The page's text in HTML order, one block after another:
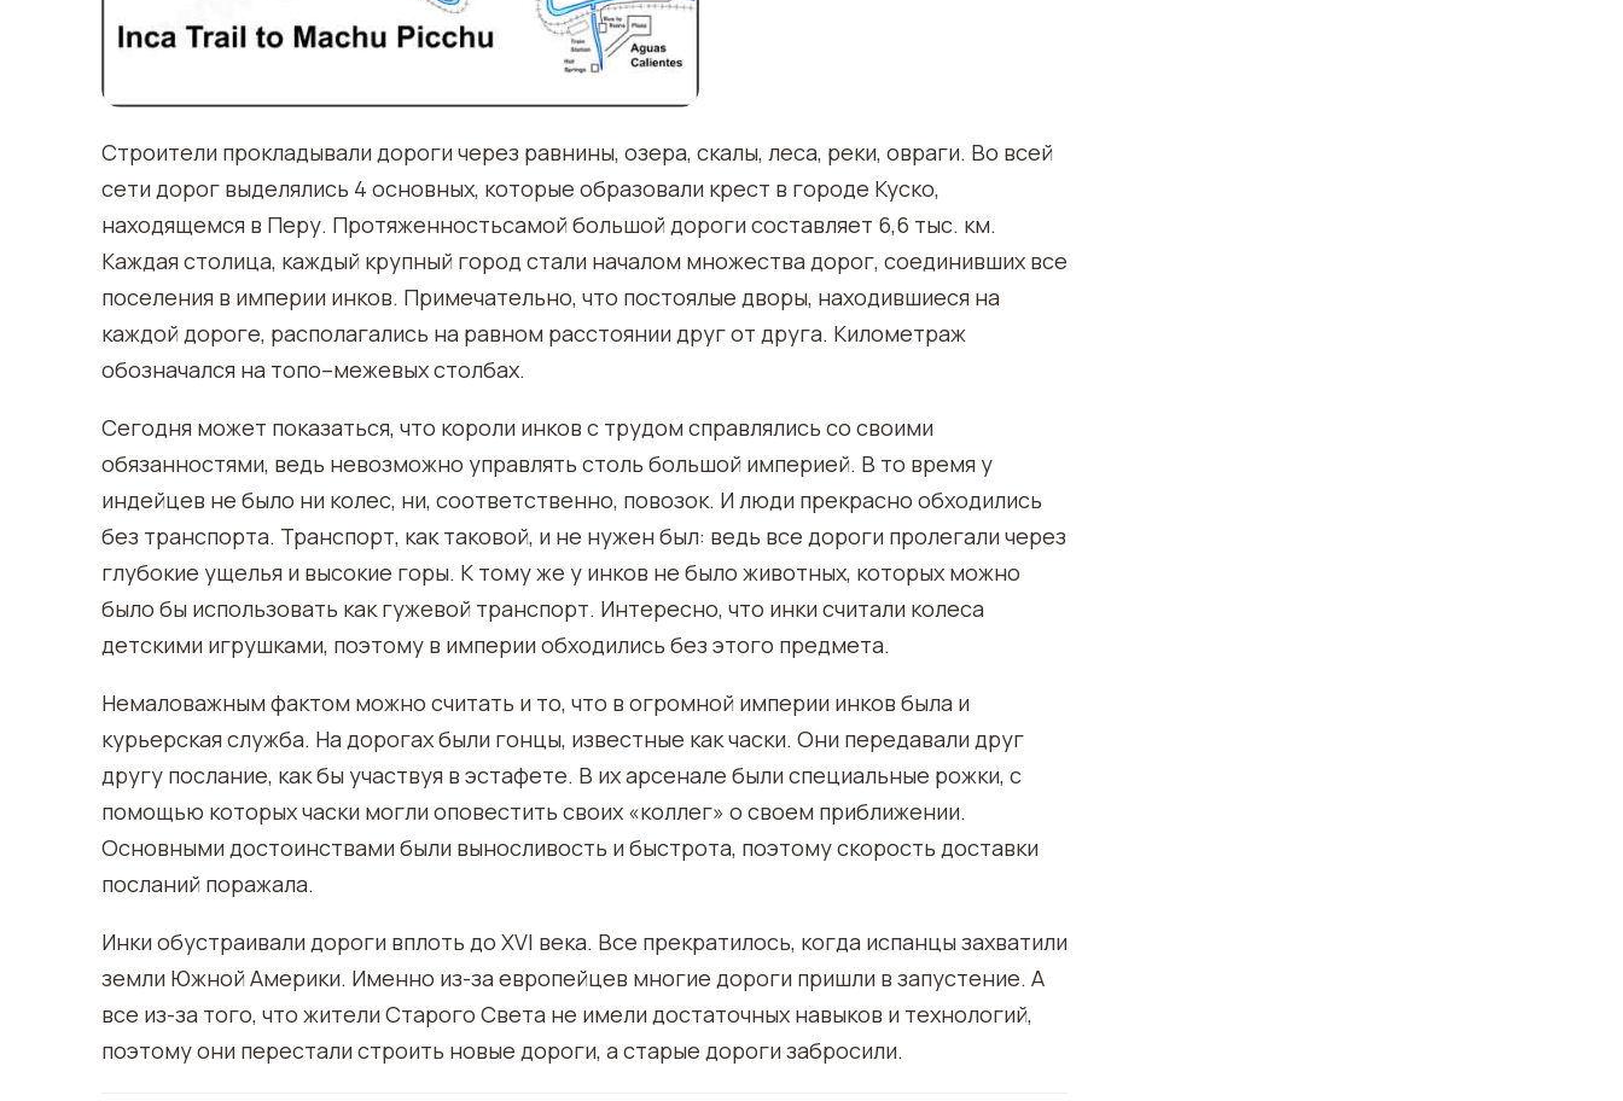
Строители прокладывали дороги через равнины, озера, скалы, леса, реки, овраги. Во всей
сети дорог выделялись 4 основных, которые образовали крест в городе Куско,
находящемся в Перу. Протяженностьсамой большой дороги составляет 6,6 тыс. км.
Каждая столица, каждый крупный город стали началом множества дорог, соединивших все
поселения в империи инков. Примечательно, что постоялые дворы, находившиеся на
каждой дороге, располагались на равном расстоянии друг от друга. Километраж
обозначался на топо–межевых столбах.
Сегодня может показаться, что короли инков с трудом справлялись со своими
обязанностями, ведь невозможно управлять столь большой империей. В то время у
индейцев не было ни колес, ни, соответственно, повозок. И люди прекрасно обходились
без транспорта. Транспорт, как таковой, и не нужен был: ведь все дороги пролегали через
глубокие ущелья и высокие горы. К тому же у инков не было животных, которых можно
было бы использовать как гужевой транспорт. Интересно, что инки считали колеса
детскими игрушками, поэтому в империи обходились без этого предмета.
Немаловажным фактом можно считать и то, что в огромной империи инков была и
курьерская служба. На дорогах были гонцы, известные как часки. Они передавали друг
другу послание, как бы участвуя в эстафете. В их арсенале были специальные рожки, с
помощью которых часки могли оповестить своих «коллег» о своем приближении.
Основными достоинствами были выносливость и быстрота, поэтому скорость доставки
посланий поражала.
Инки обустраивали дороги вплоть до XVI века. Все прекратилось, когда испанцы захватили
земли Южной Америки. Именно из-за европейцев многие дороги пришли в запустение. А
все из-за того, что жители Старого Света не имели достаточных навыков и технологий,
поэтому они перестали строить новые дороги, а старые дороги забросили.